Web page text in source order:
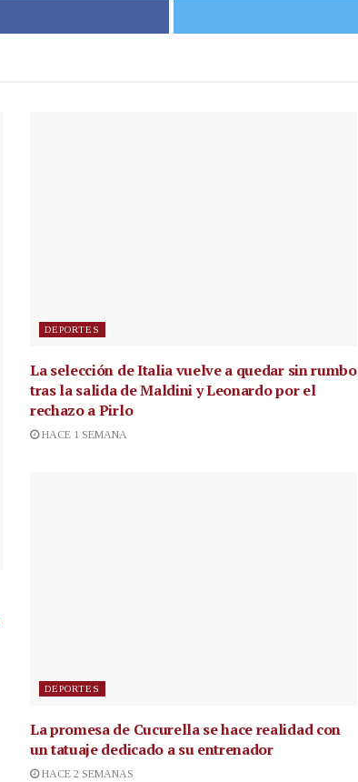
DEPORTES
La selección de Italia vuelve a quedar sin rumbo
tras la salida de Maldini y Leonardo por el
rechazo a Pirlo
HACE 1 SEMANA
DEPORTES
La promesa de Cucurella se hace realidad con
un tatuaje dedicado a su entrenador
HACE 2 SEMANAS